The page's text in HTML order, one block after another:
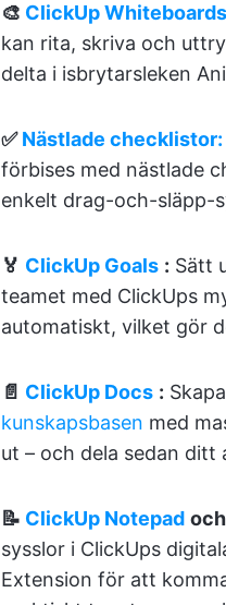
🎨 ClickUp Whiteboards
kan rita, skriva och
delta i isbrytarsleken
✅Nästlade checklistor:
förbises med nästlade
enkelt drag-och-släpp-
🏅 ClickUp Goals : Sätt
teamet med ClickUps
automatiskt, vilket gör
📄 ClickUp Docs :
kunskapsbasen med
ut – och dela sedan ditt
📝 ClickUp Notepad och
sysslor i ClickUps
Extension för att